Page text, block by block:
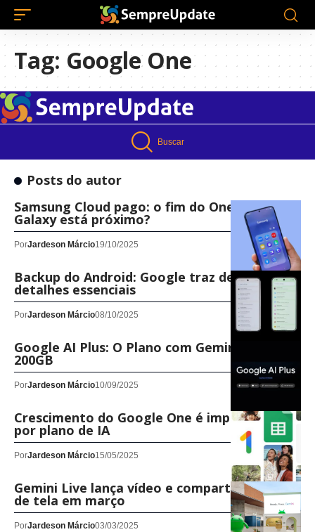
Tag: Google One
Buscar
Posts do autor
Samsung Cloud pago: o fim do OneDrive no
Galaxy está próximo?
PorJardeson Márcio19/10/2025
Backup do Android: Google traz de volta
detalhes essenciais
PorJardeson Márcio08/10/2025
Google AI Plus: O Plano com Gemini 2.5 Pro e
200GB
PorJardeson Márcio10/09/2025
Crescimento do Google One é impulsionado
por plano de IA
PorJardeson Márcio15/05/2025
Gemini Live lança vídeo e compartilhamento
de tela em março
PorJardeson Márcio03/03/2025